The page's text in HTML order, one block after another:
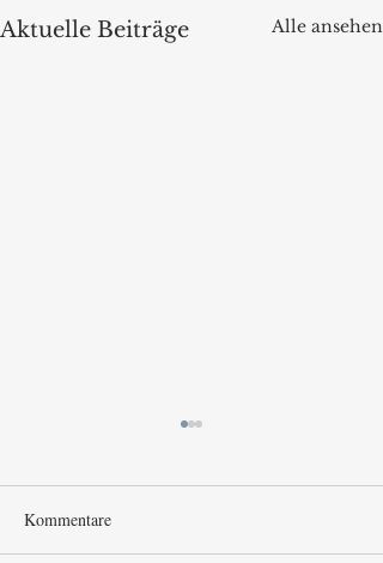
Aktuelle Beiträge Alle ansehen
Kommentare